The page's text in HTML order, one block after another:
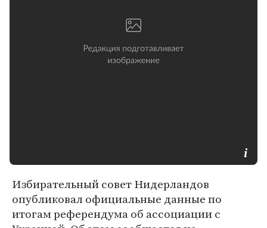
Избирательный совет Нидерландов
опубликовал официальные данные по
итогам референдума об ассоциации с